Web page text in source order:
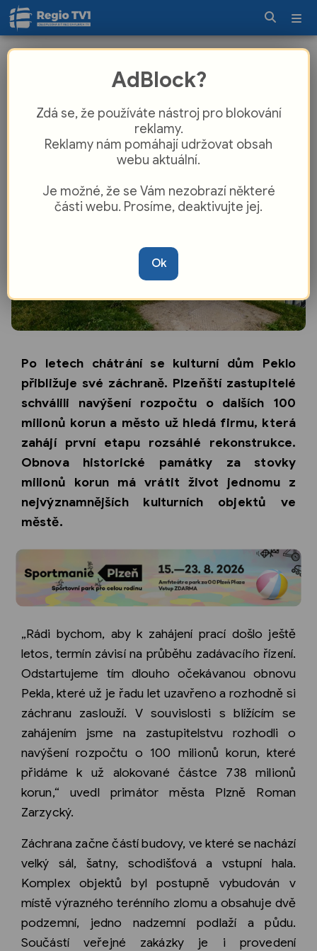
záchranu ikonické památky dalších
Po letech chátrání se kulturní dům Peklo
přibližuje své záchraně. Plzeňští zastupitelé
schválili navýšení rozpočtu o dalších 100
milionů korun a město už hledá firmu, která
zahájí první etapu rozsáhlé rekonstrukce.
Obnova historické památky za stovky
milionů korun má vrátit život jednomu z
nejvýznamnějších kulturních objektů ve
městě.
„Rádi bychom, aby k zahájení prací došlo ještě
letos, termín závisí na průběhu zadávacího řízení.
Odstartujeme tím dlouho očekávanou obnovu
Pekla, které už je řadu let uzavřeno a rozhodně si
záchranu zaslouží. V souvislosti s blížícím se
zahájením jsme na zastupitelstvu rozhodli o
navýšení rozpočtu o 100 milionů korun, které
přidáme k už alokované částce 738 milionů
korun,“ uvedl primátor města Plzně Roman
Zarzycký.
Záchrana začne částí budovy, ve které se nachází
velký sál, šatny, schodišťová a vstupní hala.
Komplex objektů byl postupně vybudován v
místě výrazného terénního zlomu a obsahuje dvě
podzemní, jedno nadzemní podlaží a půdu.
Součástí veřejné zakázky je i provedení
AdBlock?
Zdá se, že používáte nástroj pro blokování
reklamy.
Reklamy nám pomáhají udržovat obsah
webu aktuální.
Je možné, že se Vám nezobrazí některé
části webu. Prosíme, deaktivujte jej.
Ok